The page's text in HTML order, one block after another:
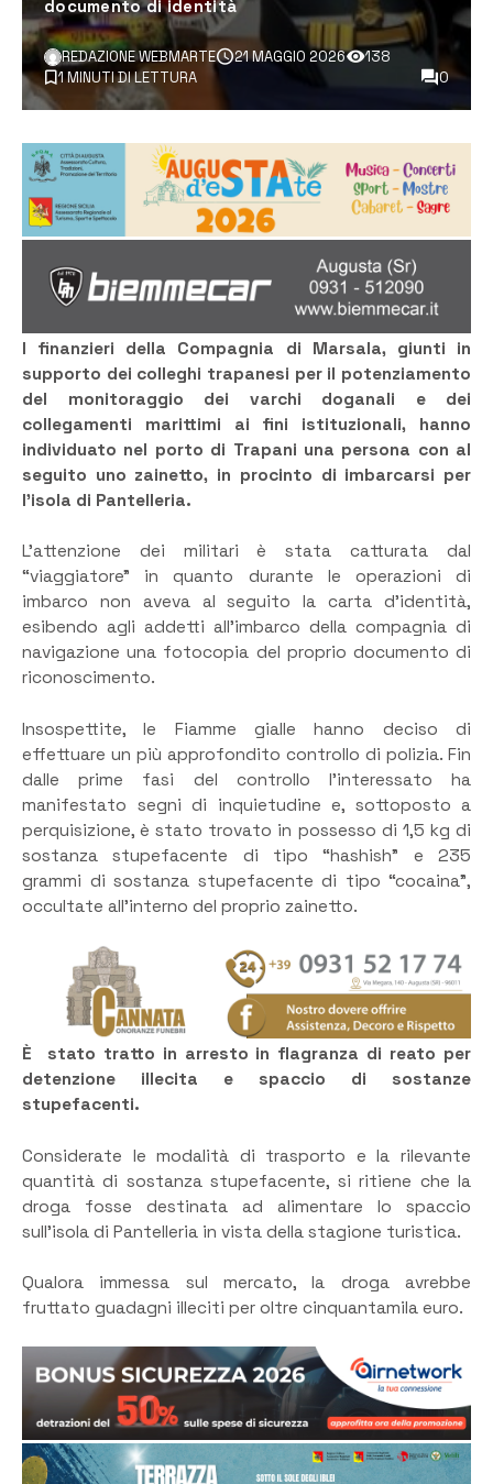
documento di identità
REDAZIONE WEBMARTE 21 MAGGIO 2026
138
1 MINUTI DI LETTURA
0
I finanzieri della Compagnia di Marsala, giunti in
supporto dei colleghi trapanesi per il potenziamento
del monitoraggio dei varchi doganali e dei
collegamenti marittimi ai fini istituzionali, hanno
individuato nel porto di Trapani una persona con al
seguito uno zainetto, in procinto di imbarcarsi per
l’isola di Pantelleria.
L’attenzione dei militari è stata catturata dal
“viaggiatore” in quanto durante le operazioni di
imbarco non aveva al seguito la carta d’identità,
esibendo agli addetti all’imbarco della compagnia di
navigazione una fotocopia del proprio documento di
riconoscimento.
Insospettite, le Fiamme gialle hanno deciso di
effettuare un più approfondito controllo di polizia. Fin
dalle prime fasi del controllo l’interessato ha
manifestato segni di inquietudine e, sottoposto a
perquisizione, è stato trovato in possesso di 1,5 kg di
sostanza stupefacente di tipo “hashish” e 235
grammi di sostanza stupefacente di tipo “cocaina”,
occultate all’interno del proprio zainetto.
È stato tratto in arresto in flagranza di reato per
detenzione illecita e spaccio di sostanze
stupefacenti.
Considerate le modalità di trasporto e la rilevante
quantità di sostanza stupefacente, si ritiene che la
droga fosse destinata ad alimentare lo spaccio
sull’isola di Pantelleria in vista della stagione turistica.
Qualora immessa sul mercato, la droga avrebbe
fruttato guadagni illeciti per oltre cinquantamila euro.